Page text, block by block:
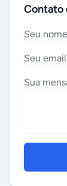
Contato